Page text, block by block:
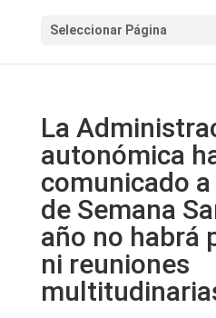
Seleccionar Página
La
autonómica
comunicado
de Semana
año no habrá
ni reuniones